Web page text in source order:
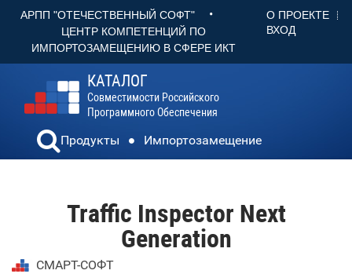
АРПП "ОТЕЧЕСТВЕННЫЙ СОФТ" •
ЦЕНТР КОМПЕТЕНЦИЙ ПО
ИМПОРТОЗАМЕЩЕНИЮ В СФЕРЕ ИКТ
О ПРОЕКТЕ
ВХОД
КАТАЛОГ
Совместимости Российского
Программного Обеспечения
Продукты Импортозамещение
Traffic Inspector Next
Generation
СМАРТ-СОФТ